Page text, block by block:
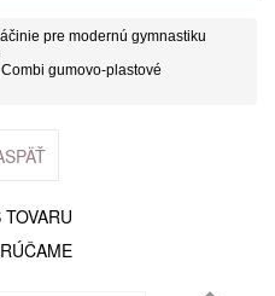
pre modernú gymnastiku
gumovo-plastové